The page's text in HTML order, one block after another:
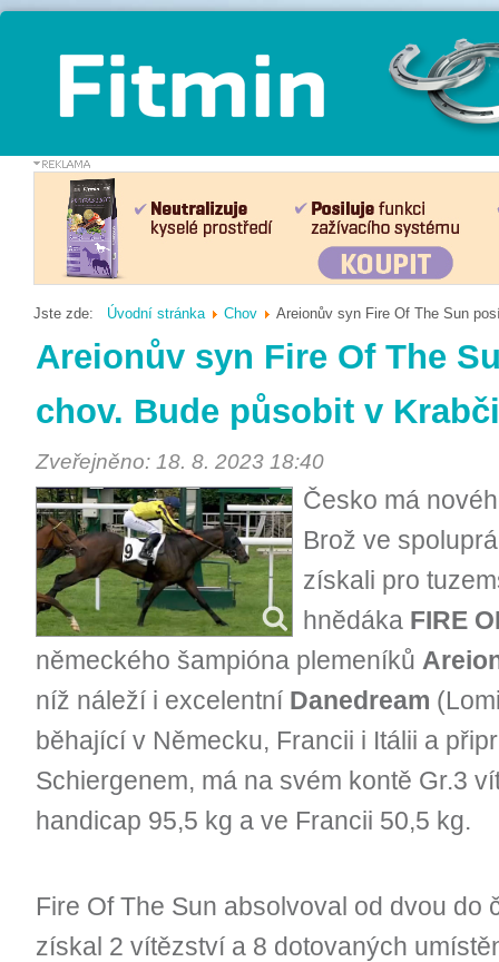
Jste zde: Úvodní stránka Chov Areionův syn Fire Of The Sun
Areionův syn Fire Of The
chov. Bude působit v
Zveřejněno: 18. 8. 2023 18:40
Česko má
Brož ve
získali pro
hnědáka FIRE
německého šampióna plemeníků
níž náleží i excelentní Danedream
běhající v Německu, Francii i Itálii a
Schiergenem, má na svém kontě Gr.3
handicap 95,5 kg a ve Francii 50,5 kg.
Fire Of The Sun absolvoval od dvou do
získal 2 vítězství a 8 dotovaných